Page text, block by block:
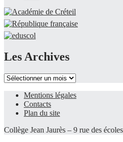
Les Archives
Les
Mentions légales
Contacts
Plan du site
Collège Jean Jaurès – 9 rue des